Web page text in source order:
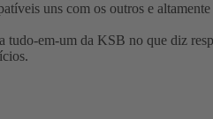
uns com os outros e altamente
tudo-em-um da KSB no que diz